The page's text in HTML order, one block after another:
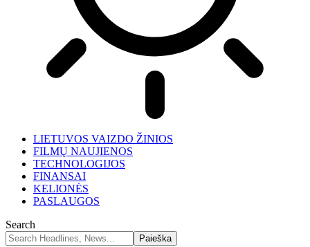
LIETUVOS VAIZDO ŽINIOS
FILMŲ NAUJIENOS
TECHNOLOGIJOS
FINANSAI
KELIONĖS
PASLAUGOS
Search